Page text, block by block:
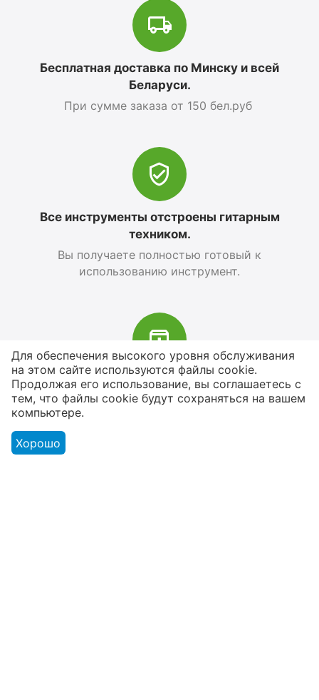
Бесплатная доставка по Минску и всей
Беларуси.
При сумме заказа от 150 бел.руб
Все инструменты отстроены гитарным
техником.
Вы получаете полностью готовый к
использованию инструмент.
В наличии более 4000 наименований
товаров
От расходников до сценического
Для обеспечения высокого уровня обслуживания
на этом сайте используются файлы cookie.
Продолжая его использование, вы соглашаетесь с
тем, что файлы cookie будут сохраняться на вашем
компьютере.
Хорошо